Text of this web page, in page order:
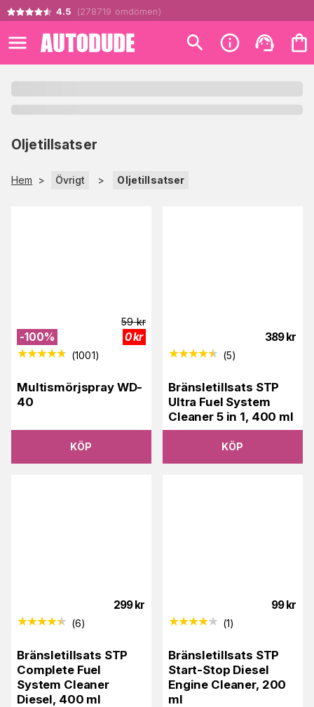
4.5 (278719 omdömen )
Oljetillsatser
Hem > Övrigt > Oljetillsatser
-100%
59 kr
0kr
(1001)
Multismörjspray WD-
40
KÖP
389 kr
(5)
Bränsletillsats STP
Ultra Fuel System
Cleaner 5 in 1, 400 ml
KÖP
299 kr
(6)
Bränsletillsats STP
Complete Fuel
System Cleaner
Diesel, 400 ml
99 kr
(1)
Bränsletillsats STP
Start-Stop Diesel
Engine Cleaner, 200
ml